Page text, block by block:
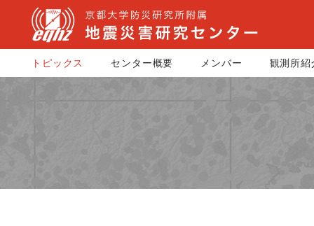
トピックス センター概要 メンバー 観測所紹